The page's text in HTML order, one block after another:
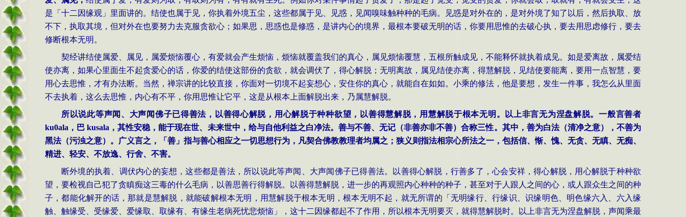
是「十二因缘观」里面讲的。结使也属于见，你执着外境五尘，这些都属于见、见惑，见闻嗅味触种种的毛病。见惑是对外在的，是对外境了知了以后，然后执取、放
不下，执取其境，但对外在也要努力去克服贪欲心；如果思，思惑也是修惑，是讲内心的境界，最根本要破无明的话，你要用思惟的去破心执，要去用思虑修行，要去
修断根本无明。
契经讲结使属爱、属见，属爱烦恼覆心，有爱就会产生烦恼，烦恼就覆盖我们的真心，属见烦恼覆慧，五根所触成见，不能释怀就执着成见。如是爱离故，属爱结
使亦离，如果心里面生不起贪爱心的话，你爱的结使这部份的贪欲，就会调伏了，得心解脱；无明离故，属见结使亦离，得慧解脱，见结使要能离，要用一点智慧，要
用心去思惟，才有办法断。当然，禅宗讲的比较直接，你面对一切境不起妄想心，安住你的真心，就能自在如如。小乘的修法，他是要想，发生一件事，我怎么从里面
不去执着，这么去思惟，内心有不平，你用思惟让它平，这是从根本上面解脱出来，乃属慧解脱。
所以说此等声闻、大声闻佛子已得善法，以善得心解脱，用心解脱于种种欲望，以善得慧解脱，用慧解脱于根本无明。以上非言无为涅盘解脱。一般言善者
ku0ala ，巴 kusala ，其性安稳，能于现在世、未来世中，给与自他利益之白净法。善与不善、无记（非善亦非不善）合称三性。其中，善为白法（清净之意），不善为
黑法（污浊之意）。广义言之，「善」指与善心相应之一切思想行为，凡契合佛教教理者均属之；狭义则指法相宗心所法之一，包括信、惭、愧、无贪、无瞋、无痴、
精进、轻安、不放逸、行舍、不害。
断外境的执着、调伏内心的妄想，这些都是善法，所以说此等声闻、大声闻佛子已得善法。以善得心解脱，行善多了，心会安祥，得心解脱，用心解脱于种种欲
望，要检视自己犯了贪瞋痴这三毒的什么毛病，以善思善行得解脱。以善得慧解脱，进一步的再观照内心种种的种子，甚至对于人跟人之间的心，或人跟众生之间的种
子，都能化解开的话，那就是慧解脱，就能破解根本无明，用慧解脱于根本无明，根本无明不起，就无所谓的「无明缘行、行缘识、识缘明色、明色缘六入、六入缘
触、触缘受、受缘爱、爱缘取、取缘有、有缘生老病死忧悲烦恼」，这十二因缘都起不了作用，所以根本无明要灭，就得慧解脱时。以上非言无为涅盘解脱，声闻乘最